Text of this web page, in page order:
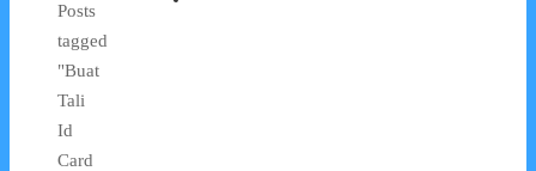
Posts
tagged
"Buat
Tali
Id
Card